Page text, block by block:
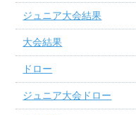
ジュニア大会結果
大会結果
ドロー
ジュニア大会ドロー